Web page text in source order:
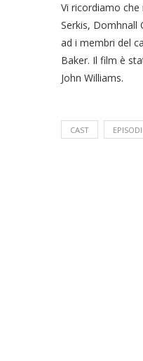
Vi ricordiamo
Serkis, Domhnall
ad i membri del
Baker. Il film è
John Williams.
CAST